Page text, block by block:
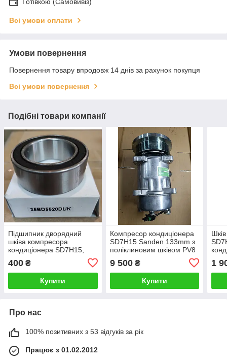
Готівкою (Самовивіз)
Всі умови оплати
Умови повернення
Повернення товару впродовж 14 днів за рахунок покупця
Всі умови повернення
Подібні товари компанії
Підшипник дворядний
шківа компресора
кондиціонера SD7H15,
TM13/15/16 35х55х20 мм
400 ₴
Купити
Компресор кондиціонера
SD7H15 Sanden 133mm з
поліклиновим шківом PV8
12 Вольта для спецтехніки
комбайна авто
9 500₴
Купити
1
Про нас
100% позитивних з 53 відгуків за рік
Працює з 01.02.2012